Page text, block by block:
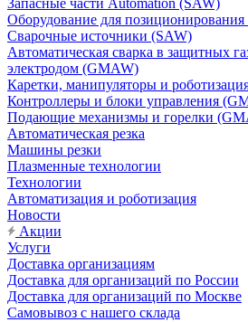
Запасные части Automation (SAW)
Оборудование для позиционирования
Сварочные источники (SAW)
Автоматическая сварка в защитных
электродом (GMAW)
Каретки, манипуляторы и
Контроллеры и блоки управления
Подающие механизмы и горелки
Автоматическая резка
Машины резки
Плазменные технологии
Технологии
Автоматизация и роботизация
Новости
Акции
Услуги
Доставка организациям
Доставка для организаций по России
Доставка для организаций по Москве
Самовывоз с нашего склада